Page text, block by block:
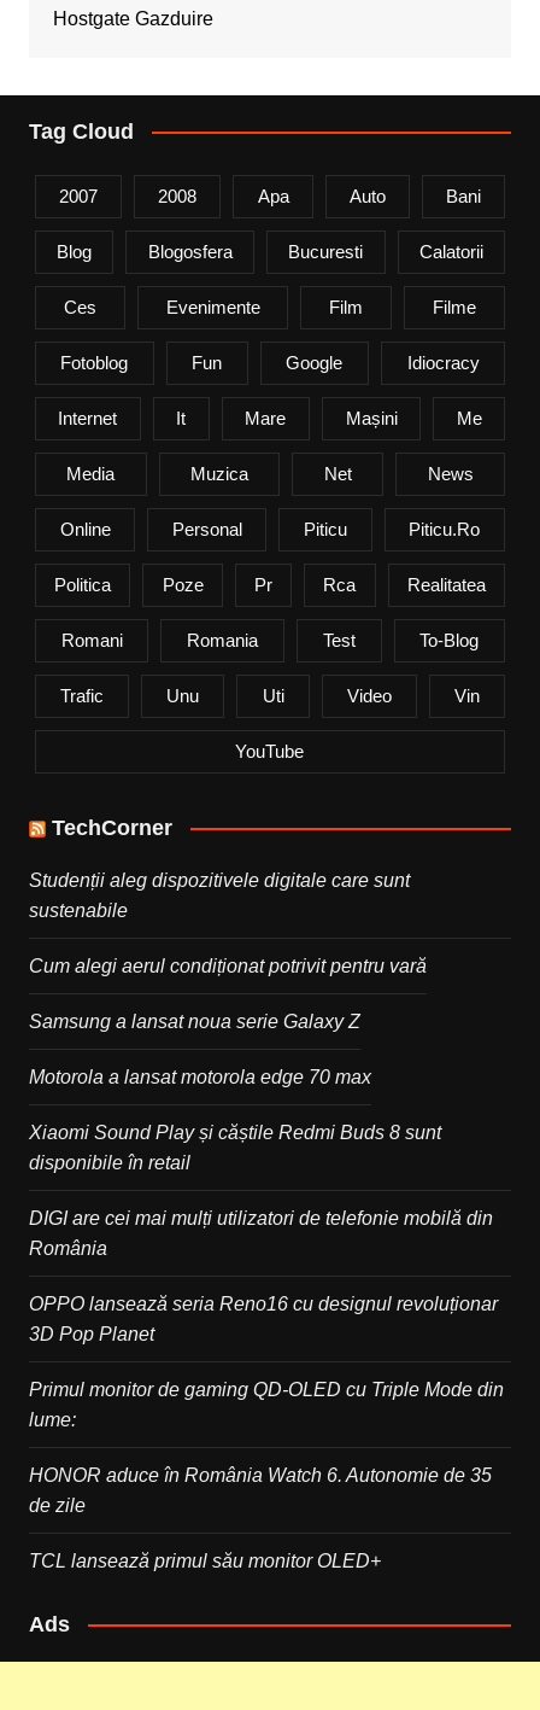
Hostgate Gazduire
Tag Cloud
2007 2008 Apa Auto Bani
Blog Blogosfera Bucuresti Calatorii
Ces Evenimente Film Filme
Fotoblog Fun Google Idiocracy
Internet It Mare Mașini Me
Media Muzica Net News
Online Personal Piticu Piticu.ro
Politica Poze Pr Rca Realitatea
Romani Romania Test To-Blog
Trafic Unu Uti Video Vin
YouTube
TechCorner
Studenții aleg dispozitivele digitale care sunt
sustenabile
Cum alegi aerul condiționat potrivit pentru vară
Samsung a lansat noua serie Galaxy Z
Motorola a lansat motorola edge 70 max
Xiaomi Sound Play și căștile Redmi Buds 8 sunt
disponibile în retail
DIGI are cei mai mulți utilizatori de telefonie mobilă din
România
OPPO lansează seria Reno16 cu designul revoluționar
3D Pop Planet
Primul monitor de gaming QD-OLED cu Triple Mode din
lume:
HONOR aduce în România Watch 6. Autonomie de 35
de zile
TCL lansează primul său monitor OLED+
Ads